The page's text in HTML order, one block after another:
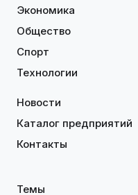
Экономика
Общество
Спорт
Технологии
Новости
Каталог предприятий
Контакты
Темы